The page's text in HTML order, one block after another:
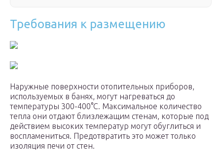
Требования к размещению
Наружные поверхности отопительных приборов,
используемых в банях, могут нагреваться до
температуры 300-400°С. Максимальное количество
тепла они отдают близлежащим стенам, которые под
действием высоких температур могут обуглиться и
воспламениться. Предотвратить это может только
изоляция печи от стен.